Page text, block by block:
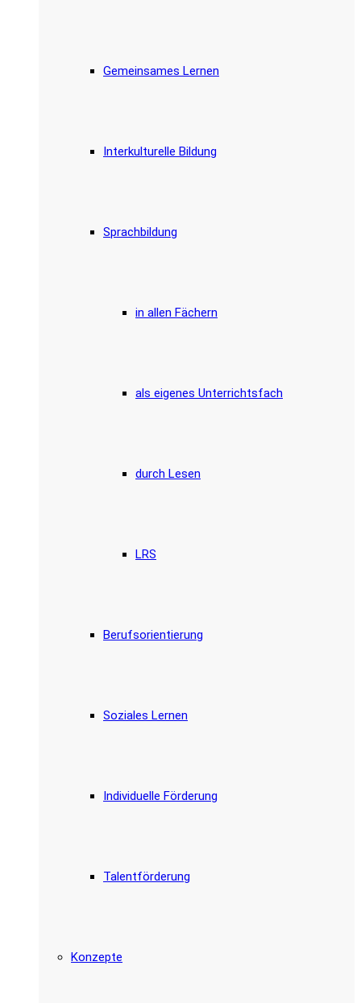
Gemeinsames Lernen
Interkulturelle Bildung
Sprachbildung
in allen Fächern
als eigenes Unterrichtsfach
durch Lesen
LRS
Berufsorientierung
Soziales Lernen
Individuelle Förderung
Talentförderung
Konzepte